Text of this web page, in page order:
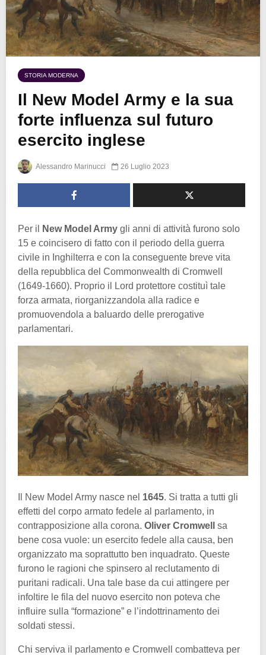
STORIA MODERNA
Il New Model Army e la sua
forte influenza sul futuro
esercito inglese
Alessandro Marinucci 26 Luglio 2023
Per il New Model Army gli anni di attività furono solo
15 e coincisero di fatto con il periodo della guerra
civile in Inghilterra e con la conseguente breve vita
della repubblica del Commonwealth di Cromwell
(1649-1660). Proprio il Lord protettore costituì tale
forza armata, riorganizzandola alla radice e
promuovendola a baluardo delle prerogative
parlamentari.
Il New Model Army nasce nel 1645. Si tratta a tutti gli
effetti del corpo armato fedele al parlamento, in
contrapposizione alla corona. Oliver Cromwell
sa
bene cosa vuole: un esercito fedele alla causa, ben
organizzato ma soprattutto ben inquadrato. Queste
furono le ragioni che spinsero al reclutamento di
puritani radicali. Una tale base da cui attingere per
infoltire le fila del nuovo esercito non poteva che
influire sulla “formazione” e l’indottrinamento dei
soldati stessi.
Chi serviva il parlamento e Cromwell combatteva per